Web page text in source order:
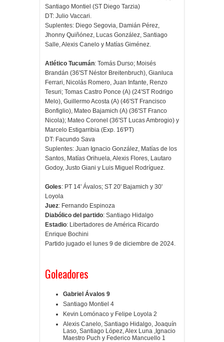
Santiago Montiel (ST Diego Tarzia)
DT: Julio Vaccari.
Suplentes: Diego Segovia, Damián Pérez,
Jhonny Quiñónez, Lucas González, Santiago
Salle, Alexis Canelo y Matías Giménez.
Atlético Tucumán: Tomás Durso; Moisés
Brandán (36'ST Néstor Breitenbruch), Gianluca
Ferrari, Nicolás Romero, Juan Infante, Renzo
Tesuri; Tomas Castro Ponce (A) (24'ST Rodrigo
Melo), Guillermo Acosta (A) (46'ST Francisco
Bonfiglio), Mateo Bajamich (A) (36'ST Franco
Nicola); Mateo Coronel (36'ST Lucas Ambrogio) y
Marcelo Estigarribia (Exp. 16'PT)
DT: Facundo Sava
Suplentes: Juan Ignacio González, Matías de los
Santos, Matías Orihuela, Alexis Flores, Lautaro
Godoy, Justo Giani y Luis Miguel Rodríguez.
Goles: PT 14' Ávalos; ST 20' Bajamich y 30'
Loyola
Juez: Fernando Espinoza
Diabólico del partido: Santiago Hidalgo
Estadio: Libertadores de América Ricardo
Enrique Bochini
Partido jugado el lunes 9 de diciembre de 2024.
Goleadores
Gabriel Ávalos 9
Santiago Montiel 4
Kevin Lomónaco y Felipe Loyola 2
Alexis Canelo, Santiago Hidalgo, Joaquín
Laso, Santiago López, Alex Luna ,Ignacio
Maestro Puch y Federico Mancuello 1